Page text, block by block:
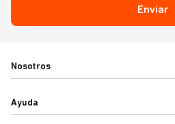
Enviar
Nosotros
Ayuda